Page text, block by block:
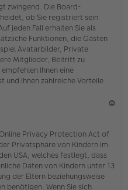
zwingend. Die Board-
ob Sie registriert sein
jeden Fall erhalten Sie als
Funktionen, die Gästen
Avatarbilder, Private
Mitglieder, Beitritt zu
Ihnen eine
und Ihnen zahlreiche Vorteile
h
en
Privacy Protection Act of
Privatsphäre von Kindern im
USA, welches festlegt, dass
Daten von Kindern unter 13
der Eltern beziehungsweise
benötigen. Wenn Sie sich